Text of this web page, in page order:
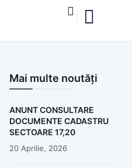
Mai multe noutăți
ANUNT CONSULTARE
DOCUMENTE CADASTRU
SECTOARE 17,20
20 Aprilie, 2026